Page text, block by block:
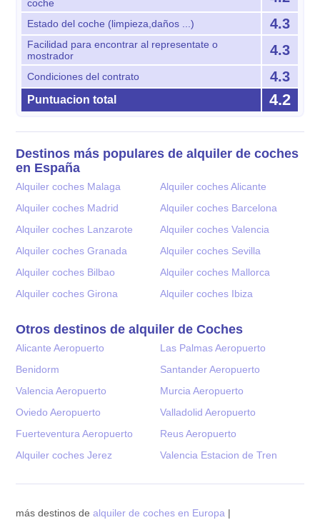
coche
Estado del coche (limpieza,daños ...) 4.3
Facilidad para encontrar al representate o
mostrador
4.3
Condiciones del contrato 4.3
Puntuacion total 4.2
Destinos más populares de alquiler de coches
en España
Alquiler coches Malaga
Alquiler coches Alicante
Alquiler coches Madrid
Alquiler coches Barcelona
Alquiler coches Lanzarote
Alquiler coches Valencia
Alquiler coches Granada
Alquiler coches Sevilla
Alquiler coches Bilbao
Alquiler coches Mallorca
Alquiler coches Girona
Alquiler coches Ibiza
Otros destinos de alquiler de Coches
Alicante Aeropuerto
Las Palmas Aeropuerto
Benidorm
Santander Aeropuerto
Valencia Aeropuerto
Murcia Aeropuerto
Oviedo Aeropuerto
Valladolid Aeropuerto
Fuerteventura Aeropuerto
Reus Aeropuerto
Alquiler coches Jerez
Valencia Estacion de Tren
más destinos dealquiler de coches en Europa |